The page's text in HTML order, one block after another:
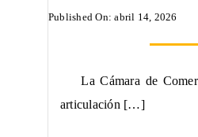
Published On: abril 14, 2026
La Cámara de
articulación […]